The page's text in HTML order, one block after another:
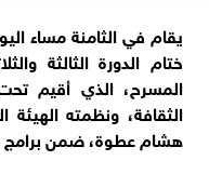
يقام في الثامنة مساء
ختام الدورة الثالثة
المسرح، الذي أقيم
الثقافة، ونظمته الهيئة
هشام عطوة، ضمن برامج